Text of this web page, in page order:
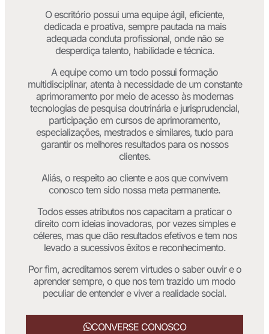
O escritório possui uma equipe ágil, eficiente,
dedicada e proativa, sempre pautada na mais
adequada conduta profissional, onde não se
desperdiça talento, habilidade e técnica.
A equipe como um todo possui formação
multidisciplinar, atenta à necessidade de um constante
aprimoramento por meio de acesso às modernas
tecnologias de pesquisa doutrinária e jurisprudencial,
participação em cursos de aprimoramento,
especializações, mestrados e similares, tudo para
garantir os melhores resultados para os nossos
clientes.
Aliás, o respeito ao cliente e aos que convivem
conosco tem sido nossa meta permanente.
Todos esses atributos nos capacitam a praticar o
direito com ideias inovadoras, por vezes simples e
céleres, mas que dão resultados efetivos e tem nos
levado a sucessivos êxitos e reconhecimento.
Por fim, acreditamos serem virtudes o saber ouvir e o
aprender sempre, o que nos tem trazido um modo
peculiar de entender e viver a realidade social.
CONVERSE CONOSCO